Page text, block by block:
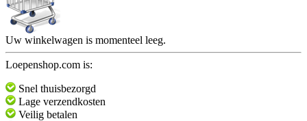
Uw winkelwagen is momenteel leeg.
Loepenshop.com is:
Snel thuisbezorgd
Lage verzendkosten
Veilig betalen